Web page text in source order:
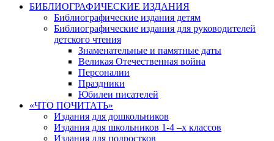
БИБЛИОГРАФИЧЕСКИЕ ИЗДАНИЯ
Библиографические издания детям
Библиографические издания для руководителей
детского чтения
Знаменательные и памятные даты
Великая Отечественная война
Персоналии
Праздники
Юбилеи писателей
«ЧТО ПОЧИТАТЬ»
Издания для дошкольников
Издания для школьников 1-4 –х классов
Издания для подростков